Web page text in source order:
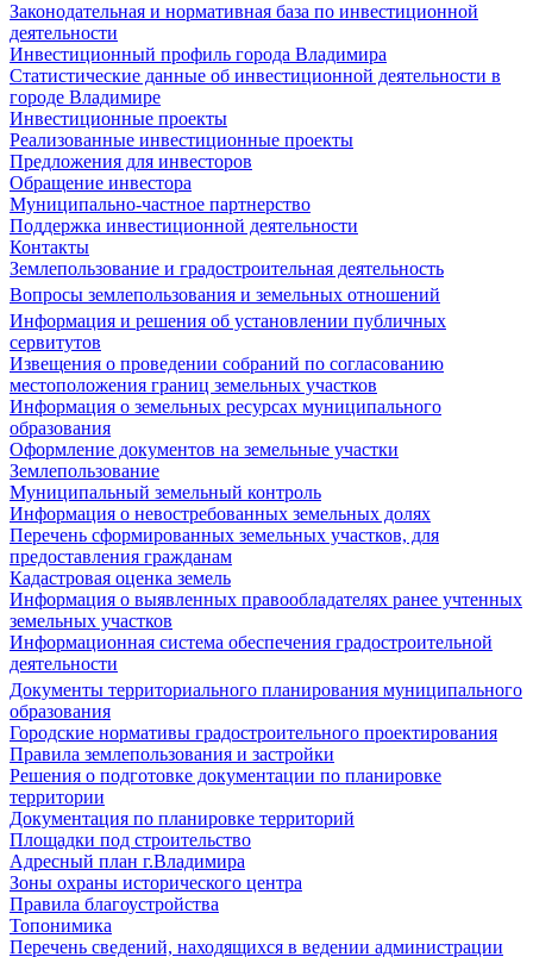
Законодательная и нормативная база по инвестиционной
деятельности
Инвестиционный профиль города Владимира
Статистические данные об инвестиционной деятельности в
городе Владимире
Инвестиционные проекты
Реализованные инвестиционные проекты
Предложения для инвесторов
Обращение инвестора
Муниципально-частное партнерство
Поддержка инвестиционной деятельности
Контакты
Землепользование и градостроительная деятельность
Вопросы землепользования и земельных отношений
Информация и решения об установлении публичных
сервитутов
Извещения о проведении собраний по согласованию
местоположения границ земельных участков
Информация о земельных ресурсах муниципального
образования
Оформление документов на земельные участки
Землепользование
Муниципальный земельный контроль
Информация о невостребованных земельных долях
Перечень сформированных земельных участков, для
предоставления гражданам
Кадастровая оценка земель
Информация о выявленных правообладателях ранее учтенных
земельных участков
Информационная система обеспечения градостроительной
деятельности
Документы территориального планирования муниципального
образования
Городские нормативы градостроительного проектирования
Правила землепользования и застройки
Решения о подготовке документации по планировке
территории
Документация по планировке территорий
Площадки под строительство
Адресный план г.Владимира
Зоны охраны исторического центра
Правила благоустройства
Топонимика
Перечень сведений, находящихся в ведении администрации